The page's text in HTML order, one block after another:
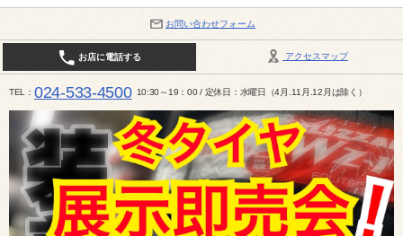
お問い合わせフォーム
アクセスマップ
お店に電話する
TEL 024-533-4500 10:30～19：00 / 定休日：水曜日（4月.11月.12月